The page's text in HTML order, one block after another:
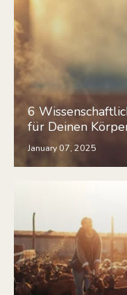
6
für Deinen
January 07, 2025